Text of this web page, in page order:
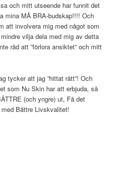
och mitt utseende har funnit det
mina MÅ BRA-budskap!!!! Och
att involvera mig med något som
vilja dela med mig av detta
råd att ”förlora ansiktet” och mitt
tycker att jag ”hittat rätt”! Och
som Nu Skin har att erbjuda, så
(och yngre) ut, Få det
Bättre Livskvalitet!